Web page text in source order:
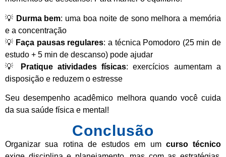
💡 Durma bem: uma boa noite de sono melhora a memória
e a concentração
💡 Faça pausas regulares: a técnica Pomodoro (25 min de
estudo + 5 min de descanso) pode ajudar
💡
Pratique atividades físicas: exercícios aumentam a
disposição e reduzem o estresse
Seu desempenho acadêmico melhora quando você cuida
da sua saúde física e mental!
Conclusão
Organizar sua rotina de estudos em um curso técnico